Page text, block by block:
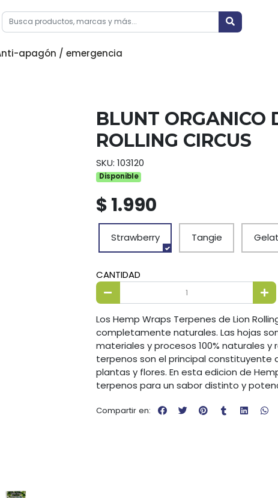
apagón / emergencia
BLUNT ORGANICO
ROLLING CIRCUS
SKU: 103120
Disponible
$ 1.990
Strawberry Tangie
CANTIDAD
Los Hemp Wraps Terpenes de Lion
completamente naturales. Las hojas
materiales y procesos 100% naturales
terpenos son el principal constituyente
plantas y flores. En esta edicion de
terpenos para un sabor distinto y
Compartir en: